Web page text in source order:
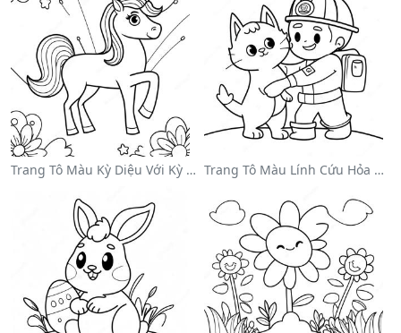
Trang Tô Màu Kỳ Diệu Với Kỳ Lân Trong Cầu Vồng Trang Tô Màu Lính Cứu Hỏa Dũng Cảm Cứu Mèo